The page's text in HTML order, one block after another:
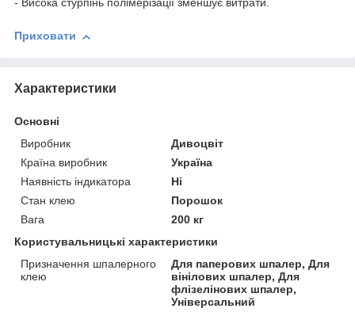
- Висока стурпінь полімерізації зменшує витрати.
Приховати
Характеристики
Основні
Виробник
Дивоцвіт
Країна виробник
Україна
Наявність індикатора
Ні
Стан клею
Порошок
Вага
200 кг
Користувальницькі характеристики
Призначення шпалерного
клею
Для паперових шпалер, Для
вінілових шпалер, Для
флізелінових шпалер,
Універсальний